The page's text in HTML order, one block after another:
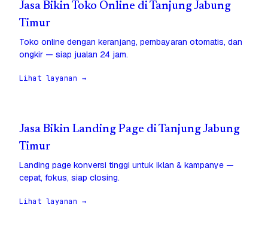
Jasa Bikin Toko Online di Tanjung Jabung
Timur
Toko online dengan keranjang, pembayaran otomatis, dan
ongkir — siap jualan 24 jam.
Lihat layanan →
Jasa Bikin Landing Page di Tanjung Jabung
Timur
Landing page konversi tinggi untuk iklan & kampanye —
cepat, fokus, siap closing.
Lihat layanan →